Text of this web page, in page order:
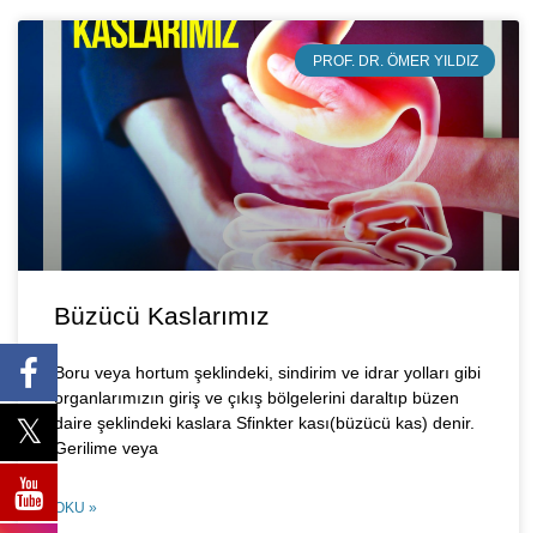
PROF. DR. ÖMER YILDIZ
Büzücü Kaslarımız
Boru veya hortum şeklindeki, sindirim ve idrar yolları gibi
organlarımızın giriş ve çıkış bölgelerini daraltıp büzen
daire şeklindeki kaslara Sfinkter kası(büzücü kas) denir.
Gerilime veya
OKU »